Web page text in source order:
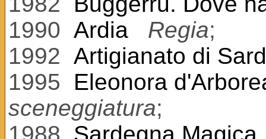
1990 Ardia Regia;
1992 Artigianato di
1995 Eleonora
sceneggiatura;